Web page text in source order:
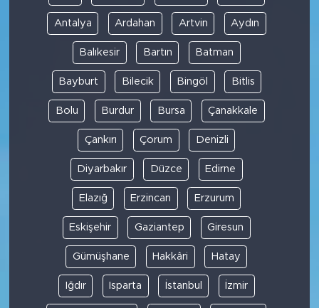
Antalya Ardahan Artvin Aydın
Balıkesir Bartın Batman
Bayburt Bilecik Bingöl Bitlis
Bolu Burdur Bursa Çanakkale
Çankırı Çorum Denizli
Diyarbakır Düzce Edirne
Elazığ Erzincan Erzurum
Eskişehir Gaziantep Giresun
Gümüşhane Hakkâri Hatay
Iğdır Isparta İstanbul İzmir